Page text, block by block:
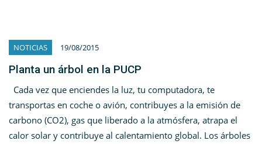
NOTICIAS 19/08/2015
Planta un árbol en la PUCP
Cada vez que enciendes la luz, tu computadora, te
transportas en coche o avión, contribuyes a la emisión de
carbono (CO2), gas que liberado a la atmósfera, atrapa el
calor solar y contribuye al calentamiento global. Los árboles